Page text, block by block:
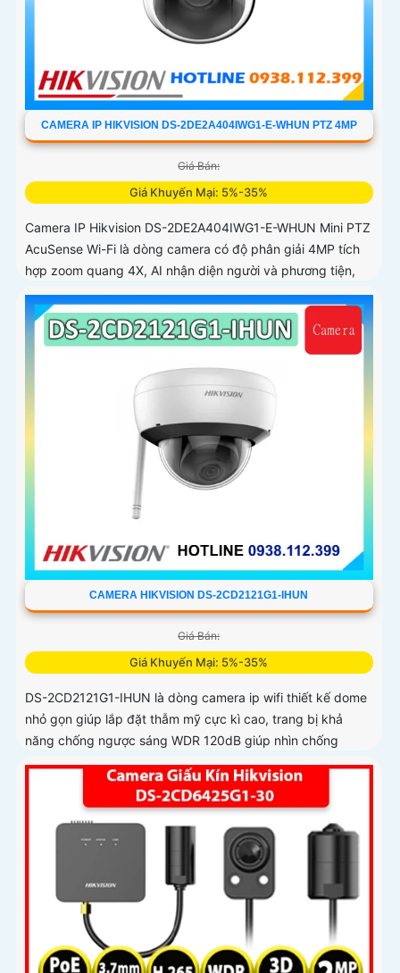
CAMERA IP HIKVISION DS-2DE2A404IWG1-E-WHUN PTZ 4MP
Giá Bán:
Giá Khuyến Mại: 5%-35%
Camera IP Hikvision DS-2DE2A404IWG1-E-WHUN Mini PTZ
AcuSense Wi-Fi là dòng camera có độ phân giải 4MP tích
hợp zoom quang 4X, AI nhận diện người và phương tiện,
đàm thoại hai chiều, hồng ngoại 20m cùng khả năng kết
nối không dây linh hoạt cho hệ thống giám sát hiện đại
CAMERA HIKVISION DS-2CD2121G1-IHUN
Giá Bán:
Giá Khuyến Mại: 5%-35%
DS-2CD2121G1-IHUN là dòng camera ip wifi thiết kế dome
nhỏ gọn giúp lắp đặt thẫm mỹ cực kì cao, trang bị khả
năng chống ngược sáng WDR 120dB giúp nhìn chống
ngược sáng tốt, trang bị tính năng thông minh hàng rào ảo,
xâm nhập vùng cấm, nhìn ban đêm bằng hồng ngoại 30m